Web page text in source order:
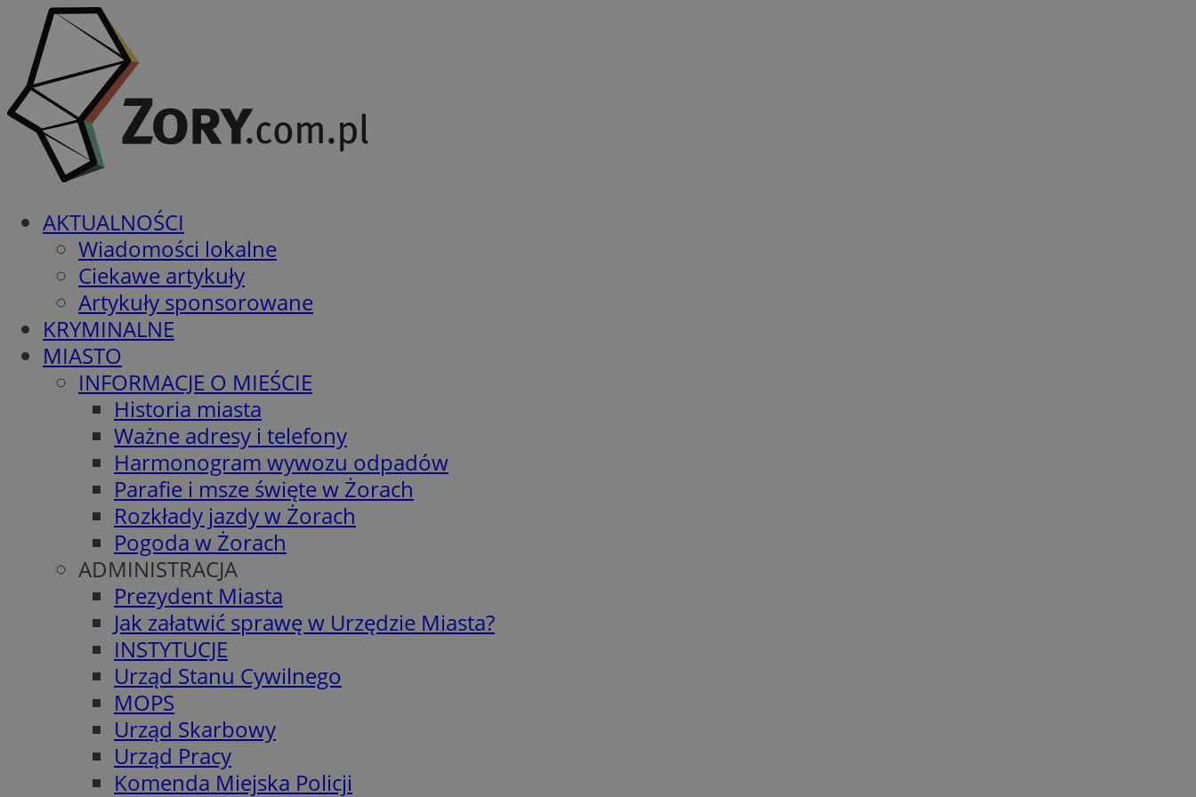
AKTUALNOŚCI
Wiadomości lokalne
Ciekawe artykuły
Artykuły sponsorowane
KRYMINALNE
MIASTO
INFORMACJE O MIEŚCIE
Historia miasta
Ważne adresy i telefony
Harmonogram wywozu odpadów
Parafie i msze święte w Żorach
Rozkłady jazdy w Żorach
Pogoda w Żorach
ADMINISTRACJA
Prezydent Miasta
Jak załatwić sprawę w Urzędzie Miasta?
INSTYTUCJE
Urząd Stanu Cywilnego
MOPS
Urząd Skarbowy
Urząd Pracy
Komenda Miejska Policji